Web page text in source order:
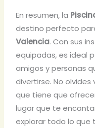
En resumen, la
destino perfecto
Valencia. Con sus
equipadas, es ideal
amigos y personas
divertirse. No
que tiene que
lugar que te
explorar todo lo